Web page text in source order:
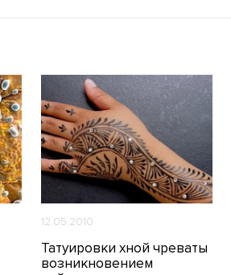
12.05.2010
Татуировки хной чреваты
возникновением